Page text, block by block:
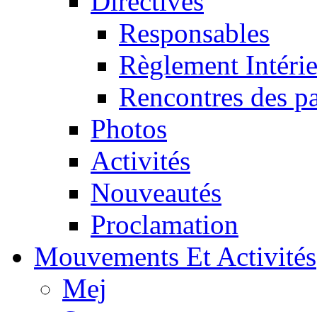
Responsables
Règlement
Rencontres des
Photos
Activités
Nouveautés
Proclamation
Mouvements Et Activités
Mej